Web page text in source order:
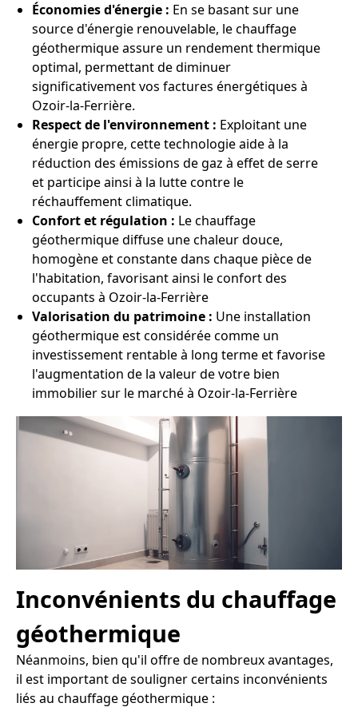
Économies d'énergie : En se basant sur une
source d'énergie renouvelable, le chauffage
géothermique assure un rendement thermique
optimal, permettant de diminuer
significativement vos factures énergétiques à
Ozoir-la-Ferrière.
Respect de l'environnement : Exploitant une
énergie propre, cette technologie aide à la
réduction des émissions de gaz à effet de serre
et participe ainsi à la lutte contre le
réchauffement climatique.
Confort et régulation : Le chauffage
géothermique diffuse une chaleur douce,
homogène et constante dans chaque pièce de
l'habitation, favorisant ainsi le confort des
occupants à Ozoir-la-Ferrière
Valorisation du patrimoine : Une installation
géothermique est considérée comme un
investissement rentable à long terme et favorise
l'augmentation de la valeur de votre bien
immobilier sur le marché à Ozoir-la-Ferrière
Inconvénients du chauffage
géothermique
Néanmoins, bien qu'il offre de nombreux avantages,
il est important de souligner certains inconvénients
liés au chauffage géothermique :